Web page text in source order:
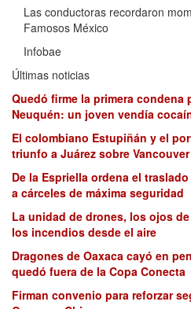
Las conductoras recordaron
Famosos México
Infobae
Últimas noticias
Quedó firme la primera condena
Neuquén: un joven vendía
El colombiano Estupiñán y el
triunfo a Juárez sobre Vancouver
De la Espriella ordena el
a cárceles de máxima seguridad
La unidad de drones, los ojos
los incendios desde el aire
Dragones de Oaxaca cayó en
quedó fuera de la Copa Conecta
Firman convenio para reforzar